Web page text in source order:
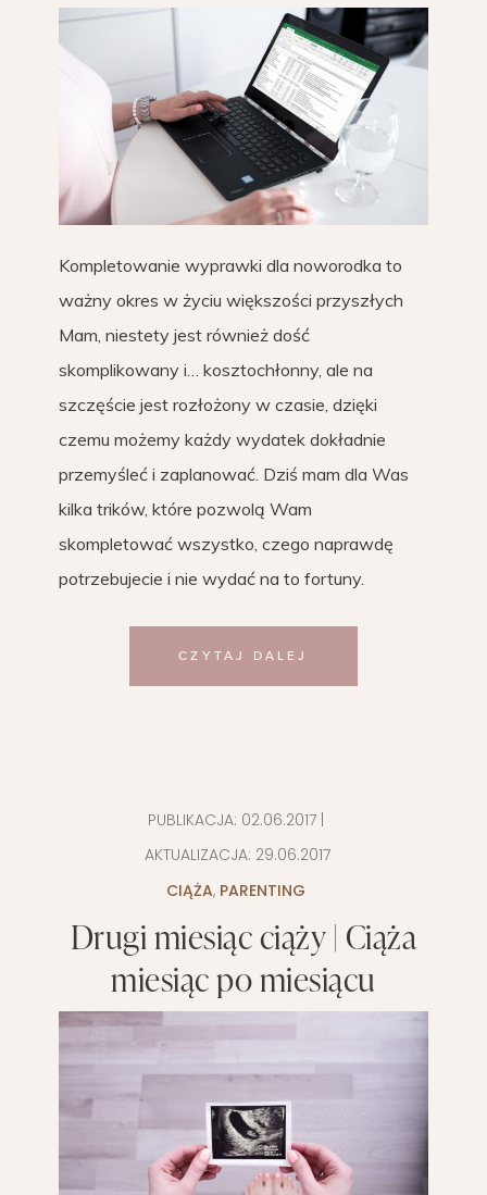
Kompletowanie wyprawki dla noworodka to
ważny okres w życiu większości przyszłych
Mam, niestety jest również dość
skomplikowany i… kosztochłonny, ale na
szczęście jest rozłożony w czasie, dzięki
czemu możemy każdy wydatek dokładnie
przemyśleć i zaplanować. Dziś mam dla Was
kilka trików, które pozwolą Wam
skompletować wszystko, czego naprawdę
potrzebujecie i nie wydać na to fortuny.
CZYTAJ DALEJ
PUBLIKACJA: 02.06.2017|
AKTUALIZACJA: 29.06.2017
CIĄŻA, PARENTING
Drugi miesiąc ciąży | Ciąża
miesiąc po miesiącu